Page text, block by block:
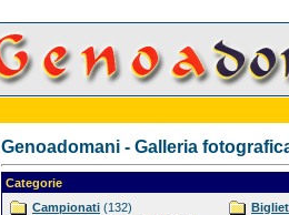
Genoadomani - Galleria
Categorie
Campionati (132)